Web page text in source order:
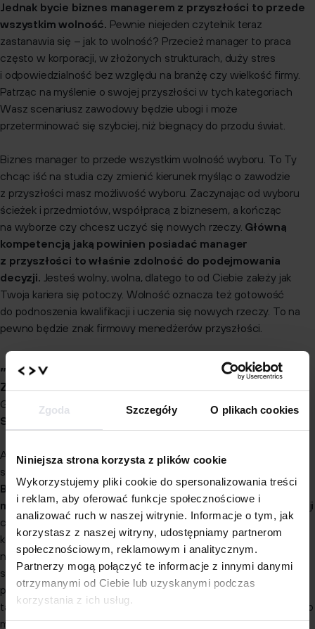
Zgoda Szczegóły O plikach cookies
Niniejsza strona korzysta z plików cookie
Wykorzystujemy pliki cookie do spersonalizowania treści
i reklam, aby oferować funkcje społecznościowe i
analizować ruch w naszej witrynie. Informacje o tym, jak
korzystasz z naszej witryny, udostępniamy partnerom
społecznościowym, reklamowym i analitycznym.
Partnerzy mogą połączyć te informacje z innymi danymi
otrzymanymi od Ciebie lub uzyskanymi podczas
korzystania z ich usług.
Jednak bycie biznes managerem z przyszłości to przede
wszystkim wolność. Pewnie niejeden czytelnik teraz
zastanawia się – jak to wolność? Przecież manager to praca
często w korporacji, w złożonych strukturach, duży stres
i odpowiedzialność bez względu na branżę czy wielkość firmy.
Patrząc na myślenie o swojej przyszłości w tych kategoriach
Wasz scenariusz zawodowy będzie ubogi i może
przeterminować się szybciej, niż biegnący do przodu świat.
Biznes manager to przede wszystkim wolność wyboru. To Ty
chcąc iść na studia czy zmienić kierunek myśląc o zawodzie
z przyszłości masz możliwość wyboru. Zaczynając od wyboru
ścieżek i przedmiotów, współpracą z biznesem, a kończąc
na wyborze czy chcesz uczyć się nowych rzeczy. Główną
kompetencją jaką powinien posiadać manager
z przyszłości to właśnie zdolność do podejmowania
decyzji. Jesteś wolny, wolna, dlatego to od Ciebie zależy jak
Twoja kariera się potoczy. Wolność oznacza też gotowość
do podnoszenia kwalifikacji i uczenia się nowych rzeczy. To na
pewno będzie znak firmowy menedżerów przyszłości.
„Edukacja jest kluczem do otwarcia
złotych drzwi wolności”.
George Washington Carver
Swoboda.
A sama praca w obszarze biznesu i zarządzania daje nam dużą
swobodę działania. Zaczynając już od studiów, gdzie
Biznes Manager to studia biznesowe, które dają
możliwość dużej swobody.Swobody w podejmowaniu decyzji
co dalej z moją karierą. Czy chcę pracować w międzynarodowej
korporacji, a może zmienić pracę, bo nie uczę się niczego
nowego na obecnym stanowisku? Kierunek Biznes Manager,
studia managerskie, jest dla osób, które chciałyby w przyszłości
pracować w biznesie (również międzynarodowym) i rozwijać się
tam na stanowiskach managerskich. I możemy tutaj być zarówno
managerem produktu, Office managerem, a może nawet HR